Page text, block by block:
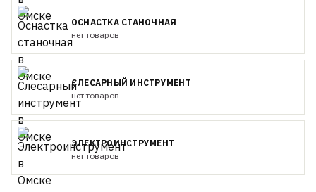
ОСНАСТКА СТАНОЧНАЯ
нет товаров
СЛЕСАРНЫЙ ИНСТРУМЕНТ
нет товаров
ЭЛЕКТРОИНСТРУМЕНТ
нет товаров